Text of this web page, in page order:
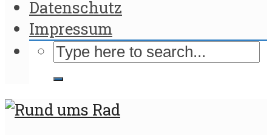
Datenschutz
Impressum